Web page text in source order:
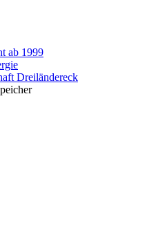
ab 1999
Dreiländereck